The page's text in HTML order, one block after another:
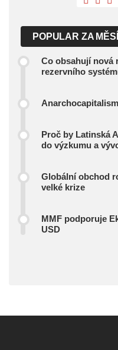
POPULAR ZA
Co obsahují nová
rezervního
Proč by Latinská
do výzkumu a
Globální obchod
velké krize
MMF podporuje
USD